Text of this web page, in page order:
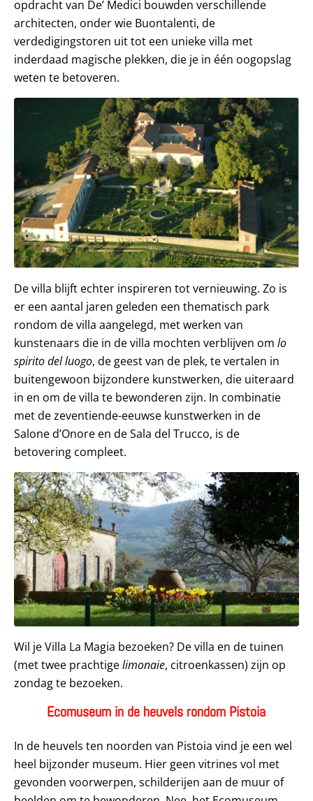
opdracht van De’ Medici bouwden verschillende
architecten, onder wie Buontalenti, de
verdedigingstoren uit tot een unieke villa met
inderdaad magische plekken, die je in één oogopslag
weten te betoveren.
De villa blijft echter inspireren tot vernieuwing. Zo is
er een aantal jaren geleden een thematisch park
rondom de villa aangelegd, met werken van
kunstenaars die in de villa mochten verblijven om lo
spirito del luogo, de geest van de plek, te vertalen in
buitengewoon bijzondere kunstwerken, die uiteraard
in en om de villa te bewonderen zijn. In combinatie
met de zeventiende-eeuwse kunstwerken in de
Salone d’Onore en de Sala del Trucco, is de
betovering compleet.
Wil je Villa La Magia bezoeken? De villa en de tuinen
(met twee prachtigelimonaie, citroenkassen) zijn op
zondag te bezoeken.
Ecomuseum in de heuvels rondom Pistoia
In de heuvels ten noorden van Pistoia vind je een wel
heel bijzonder museum. Hier geen vitrines vol met
gevonden voorwerpen, schilderijen aan de muur of